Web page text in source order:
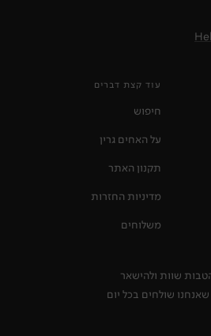
עוד קצת דברים
חיפוש
על האחים גרין
תקנון האתר
מדיניות החזרות
משלוחים
שוות ולהישאר
שולחים בכל יום